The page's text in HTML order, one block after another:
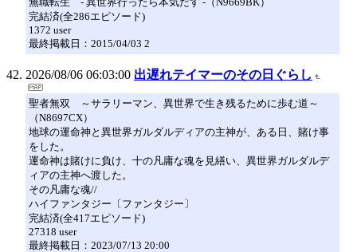
完結済(全286エピソード)
1372 user
最終掲載日：2015/04/03 2
2026/08/06 06:03:00 出遅れテイマーのその日ぐらし
聖者無双 ～サラリーマン、異世界で生き残るために歩む道～
（N8697CX）
地球の運命神と異世界ガルダルディアの主神が、ある日、賭け事
をした。
運命神は賭けに負け、十の凡庸な魂を見繕い、異世界ガルダルデ
ィアの主神へ渡した。
その凡庸な魂//
ハイファンタジー〔ファンタジー〕
完結済(全417エピソード)
27318 user
最終掲載日：2023/07/13 20:00